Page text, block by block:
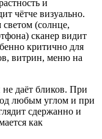
и
чётче визуально.
(солнце,
сканер видит
критично для
витрин, меню на
не даёт бликов. При
любым углом и при
сдержанно и
как